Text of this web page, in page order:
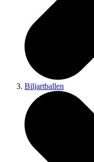
Biljartballen